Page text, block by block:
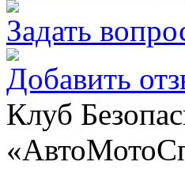
Задать
Добавить
Клуб